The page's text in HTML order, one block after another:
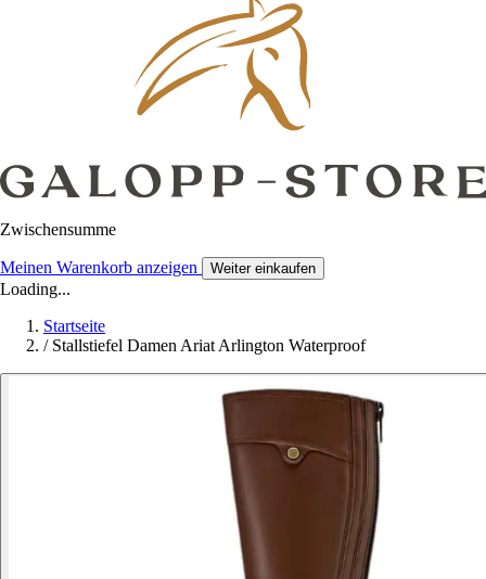
Zwischensumme
Meinen Warenkorb anzeigen Weiter einkaufen
Loading...
Startseite
/ Stallstiefel Damen Ariat Arlington Waterproof